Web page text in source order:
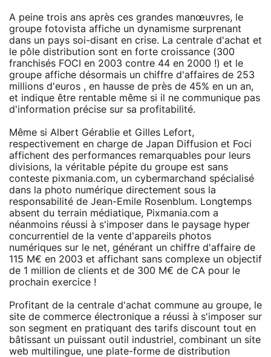
A peine trois ans après ces grandes manœuvres, le
groupe fotovista affiche un dynamisme surprenant
dans un pays soi-disant en crise. La centrale d'achat et
le pôle distribution sont en forte croissance (300
franchisés FOCI en 2003 contre 44 en 2000 !) et le
groupe affiche désormais un chiffre d'affaires de 253
millions d'euros , en hausse de près de 45% en un an,
et indique être rentable même si il ne communique pas
d'information précise sur sa profitabilité.
Même si Albert Gérablie et Gilles Lefort,
respectivement en charge de Japan Diffusion et Foci
affichent des performances remarquables pour leurs
divisions, la véritable pépite du groupe est sans
conteste pixmania.com, un cybermarchand spécialisé
dans la photo numérique directement sous la
responsabilité de Jean-Emile Rosenblum. Longtemps
absent du terrain médiatique, Pixmania.com a
néanmoins réussi à s'imposer dans le paysage hyper
concurrentiel de la vente d'appareils photos
numériques sur le net, générant un chiffre d'affaire de
115 M€ en 2003 et affichant sans complexe un objectif
de 1 million de clients et de 300 M€ de CA pour le
prochain exercice !
Profitant de la centrale d'achat commune au groupe, le
site de commerce électronique a réussi à s'imposer sur
son segment en pratiquant des tarifs discount tout en
bâtissant un puissant outil industriel, combinant un site
web multilingue, une plate-forme de distribution